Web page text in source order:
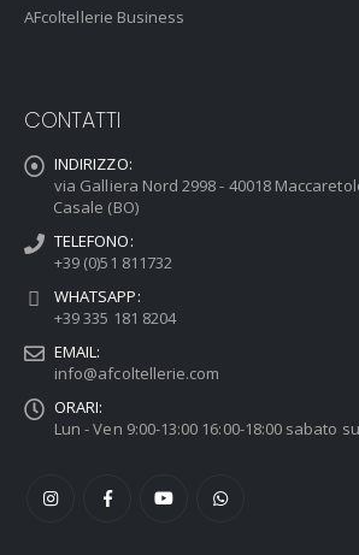
AFcoltellerie Business
CONTATTI
INDIRIZZO:
via Galliera Nord 2998 - 40018
Casale (BO)
TELEFONO:
+39 (0)51 811732
WHATSAPP:
+39 335 181 8204
EMAIL:
info@afcoltellerie.com
ORARI:
Lun - Ven 9:00-13:00 16:00-18:00 sabato